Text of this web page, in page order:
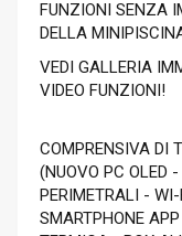
FUNZIONI SENZA
DELLA
VEDI GALLERIA
VIDEO FUNZIONI!
COMPRENSIVA DI
(NUOVO PC OLED
PERIMETRALI -
SMARTPHONE